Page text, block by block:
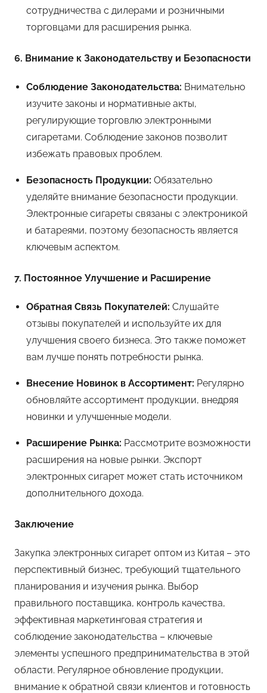
сотрудничества с дилерами и розничными
торговцами для расширения рынка.
6. Внимание к Законодательству и Безопасности
Соблюдение Законодательства: Внимательно
изучите законы и нормативные акты,
регулирующие торговлю электронными
сигаретами. Соблюдение законов позволит
избежать правовых проблем.
Безопасность Продукции: Обязательно
уделяйте внимание безопасности продукции.
Электронные сигареты связаны с электроникой
и батареями, поэтому безопасность является
ключевым аспектом.
7. Постоянное Улучшение и Расширение
Обратная Связь Покупателей: Слушайте
отзывы покупателей и используйте их для
улучшения своего бизнеса. Это также поможет
вам лучше понять потребности рынка.
Внесение Новинок в Ассортимент: Регулярно
обновляйте ассортимент продукции, внедряя
новинки и улучшенные модели.
Расширение Рынка: Рассмотрите возможности
расширения на новые рынки. Экспорт
электронных сигарет может стать источником
дополнительного дохода.
Заключение
Закупка электронных сигарет оптом из Китая – это
перспективный бизнес, требующий тщательного
планирования и изучения рынка. Выбор
правильного поставщика, контроль качества,
эффективная маркетинговая стратегия и
соблюдение законодательства – ключевые
элементы успешного предпринимательства в этой
области. Регулярное обновление продукции,
внимание к обратной связи клиентов и готовность